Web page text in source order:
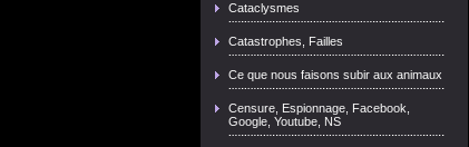
Cataclysmes
Catastrophes, Failles
Ce que nous faisons subir aux animaux
Censure, Espionnage, Facebook,
Google, Youtube, NS